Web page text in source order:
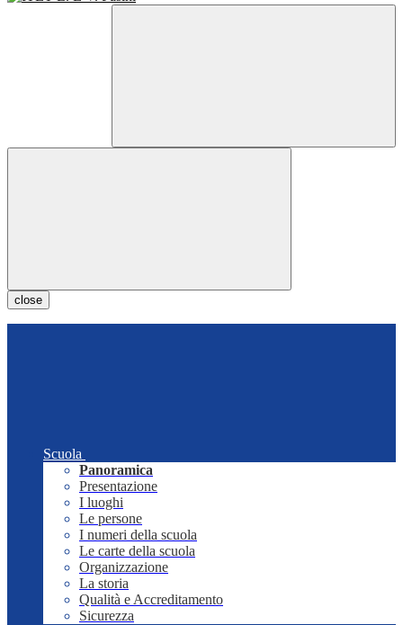
close
Scuola
Panoramica
Presentazione
I luoghi
Le persone
I numeri della scuola
Le carte della scuola
Organizzazione
La storia
Qualità e Accreditamento
Sicurezza